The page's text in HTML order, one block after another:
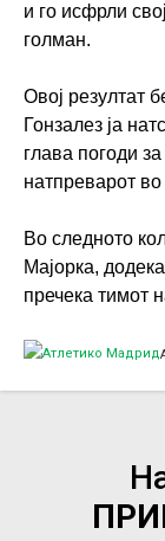
и го исфрли
голман.
Овој резултат
Гонзалез ја
глава погоди
натпреварот
Во следното
Мајорка,
пречека тимот